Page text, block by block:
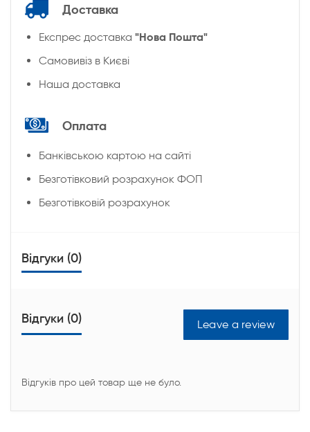
Доставка
Експрес доставка "Нова Пошта"
Cамовивіз в Києві
Наша доставка
Оплата
Банківською картою на сайті
Безготівковий розрахунок ФОП
Безготівковій розрахунок
Відгуки (0)
Відгуки (0) Leave a review
Відгуків про цей товар ще не було.